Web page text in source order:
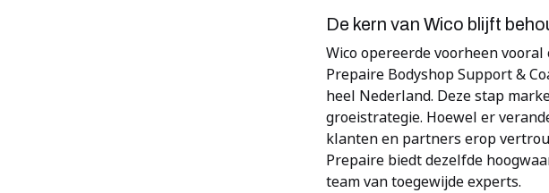
De kern van Wico blijft
Wico opereerde voorheen
Prepaire Bodyshop Support &
heel Nederland. Deze stap
groeistrategie. Hoewel er
klanten en partners erop
Prepaire biedt dezelfde
team van toegewijde experts.